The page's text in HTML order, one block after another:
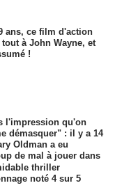
ans, ce film d'action
à John Wayne, et
!
l'impression qu'on
démasquer" : il y a 14
Oldman a eu
de mal à jouer dans
thriller
noté 4 sur 5